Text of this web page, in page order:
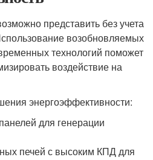
представить без учета
возобновляемых
технологий поможет
воздействие на
энергоэффективности:
для генерации
печей с высоким КПД для